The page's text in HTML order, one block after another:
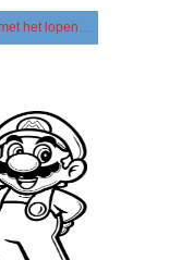
Veel plezier met het lopen van Yoshi